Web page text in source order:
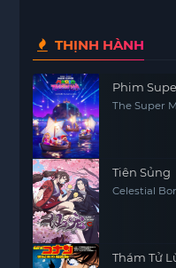
THỊNH HÀNH
Phim
The Super
Tiên Sủng
Celestial
Thám Tử